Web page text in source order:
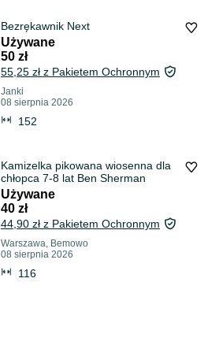
Bezrękawnik Next
Używane
50 zł
55,25 zł z Pakietem Ochronnym
Janki
08 sierpnia 2026
152
Kamizelka pikowana wiosenna dla
chłopca 7-8 lat Ben Sherman
Używane
40 zł
44,90 zł z Pakietem Ochronnym
Warszawa, Bemowo
08 sierpnia 2026
116